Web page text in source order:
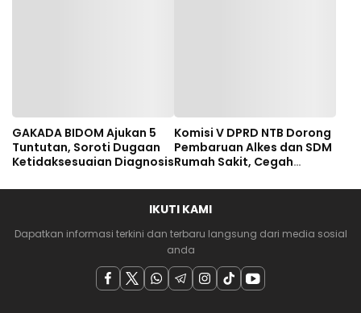
GAKADA BIDOM Ajukan 5
Tuntutan, Soroti Dugaan
Ketidaksesuaian Diagnosis
Komisi V DPRD NTB Dorong
Pembaruan Alkes dan SDM
Rumah Sakit, Cegah
Pasien Rujukan Bima-
Dompu
IKUTI KAMI
Dapatkan informasi terkini dan terbaru langsung dari media sosial
anda